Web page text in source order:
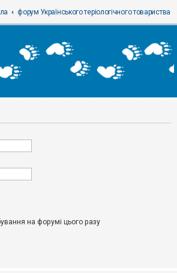
форум Українського теріологічного товариства
на форумі цього разу